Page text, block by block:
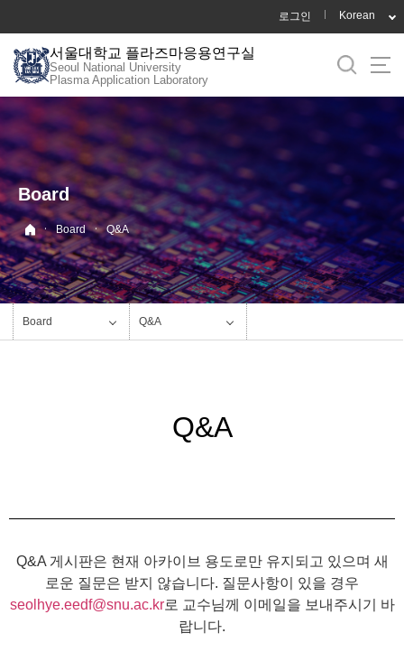
로
메
뉴
로그인 Korean
서울대학교 플라즈마응용연구실
Seoul National University
Plasma Application Laboratory
Board
· Board · Q&A
Board Q&A
Q&A
Q&A 게시판은 현재 아카이브 용도로만 유지되고 있으며 새
로운 질문은 받지 않습니다. 질문사항이 있을 경우
seolhye.eedf@snu.ac.kr로 교수님께 이메일을 보내주시기 바
랍니다.